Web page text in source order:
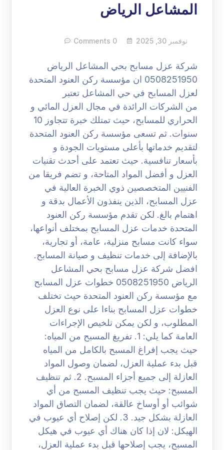
المشاعل الرياض
نوفمبر 30, 2025 0 Comments
شركة عزل مسابح بحي المشاعل الرياض
0508251950 ان مؤسسة ركن العنود المتحدة
لعزل المسابح في حي المشاعل تعتبر
من الشركات الرائدة في مجال العزل المائي و
الحراري للمسابح، حيث تمتلك خبرة تتجاوز 10
سنوات. ثم تسعى مؤسسة ركن العنود المتحدة
لتقديم خدماتها بأعلى مستويات الجودة و
بأسعار تنافسية. حيث تعتمد على أحدث تقنيات
العزل و أفضل المواد المتاحة، و تضم فريقا من
الفنيين المتخصصين ذوي الخبرة العالية في
عزل المسابح، الذين ينفذون الأعمال بدقة و
اهتمام بالغ. لكن تقدم مؤسسة ركن العنود
المتحدة خدمات عزل المسابح بمختلف أنواعها،
سواء كانت مسابح منزلية، عامة، أو تجارية،
بالإضافة إلى خدمات تنظيف و صيانة المسابح.
افضل شركة عزل مسابح بحي المشاعل
الرياض 0508251950 خطوات عزل المسابح
مع مؤسسة ركن العنود المتحدة حيث تختلف
خطوات عزل المسابح بناءا على نوع العزل
المطلوب، و لكن يمكن تلخيص الإجراءات
العامة كما يلي: 1. تفريغ المسبح من المياه:
حيث يجب إفراغ المسبح بالكامل من المياه
قبل بدء عملية العزل، لضمان وصول المواد
العازلة إلى جميع أجزاء المسبح. 2. ثم تنظيف
المسبح: حيث يجب تنظيف المسبح من أي
شوائب أو أوساخ عالقة، لضمان التصاق المواد
العازلة بشكل جيد. 3. لكن إصلاح أي عيوب في
الهيكل: لان إذا كان هناك أي عيوب في هيكل
المسبح، يجب إصلاحها قبل بدء عملية العزل،